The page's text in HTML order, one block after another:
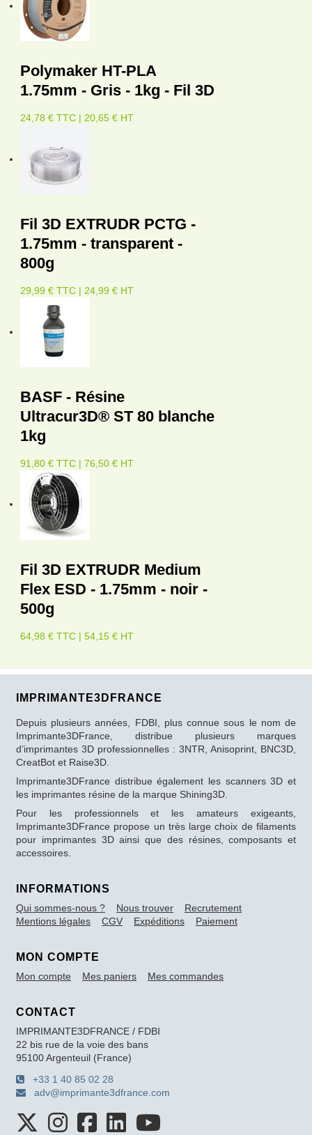
Polymaker HT-PLA
1.75mm - Gris - 1kg - Fil 3D
24,78 € TTC | 20,65 € HT
Fil 3D EXTRUDR PCTG -
1.75mm - transparent -
800g
29,99 € TTC | 24,99 € HT
BASF - Résine
Ultracur3D® ST 80 blanche
1kg
91,80 € TTC | 76,50 € HT
Fil 3D EXTRUDR Medium
Flex ESD - 1.75mm - noir -
500g
64,98 € TTC | 54,15 € HT
IMPRIMANTE3DFRANCE
Depuis plusieurs années, FDBI, plus connue sous le nom de
Imprimante3DFrance, distribue plusieurs marques
d’imprimantes 3D professionnelles : 3NTR, Anisoprint, BNC3D,
CreatBot et Raise3D.
Imprimante3DFrance distribue également les scanners 3D et
les imprimantes résine de la marque Shining3D.
Pour les professionnels et les amateurs exigeants,
Imprimante3DFrance propose un très large choix de filaments
pour imprimantes 3D ainsi que des résines, composants et
accessoires.
INFORMATIONS
Qui sommes-nous ? Nous trouver
Recrutement
Mentions légales
CGV Expéditions Paiement
MON COMPTE
Mon compte Mes paniers Mes commandes
CONTACT
IMPRIMANTE3DFRANCE / FDBI
22 bis rue de la voie des bans
95100 Argenteuil (France)
+33 1 40 85 02 28
adv@imprimante3dfrance.com